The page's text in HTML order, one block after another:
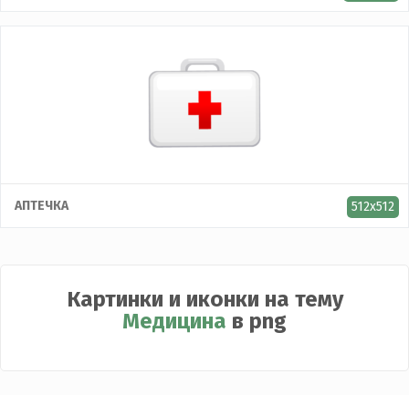
АПТЕЧКА 512x512
Картинки и иконки на тему
Медицина в png